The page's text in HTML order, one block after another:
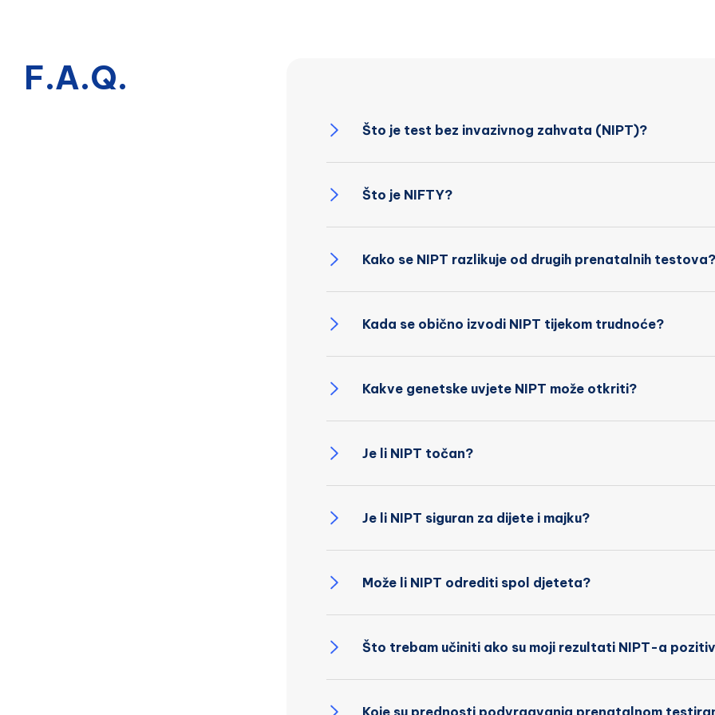
F.A.Q.
Što je test bez invazivnog zahvata (NIPT)?
Što je NIFTY?
Kako se NIPT razlikuje od drugih prenatalnih testova?
Kada se obično izvodi NIPT tijekom trudnoće?
Kakve genetske uvjete NIPT može otkriti?
Je li NIPT točan?
Je li NIPT siguran za dijete i majku?
Može li NIPT odrediti spol djeteta?
Što trebam učiniti ako su moji rezultati NIPT-a
Koje su prednosti podvrgavanja prenatalnom